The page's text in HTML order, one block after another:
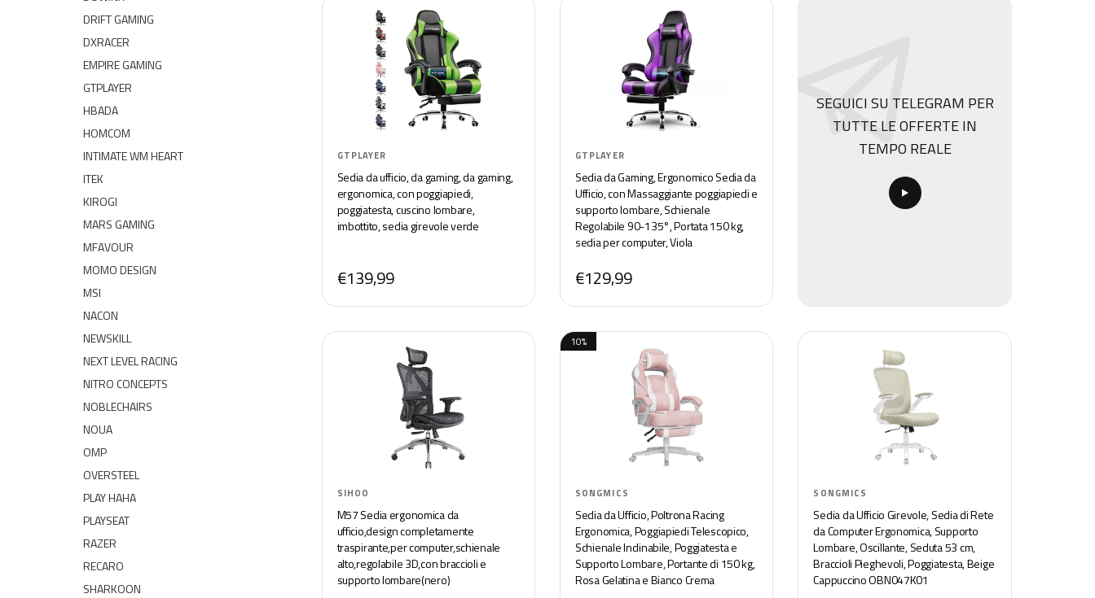
DRIFT GAMING
DXRACER
EMPIRE GAMING
GTPLAYER
HBADA
HOMCOM
INTIMATE WM HEART
ITEK
KIROGI
MARS GAMING
MFAVOUR
MOMO DESIGN
MSI
NACON
NEWSKILL
NEXT LEVEL RACING
NITRO CONCEPTS
NOBLECHAIRS
NOUA
OMP
OVERSTEEL
PLAY HAHA
PLAYSEAT
RAZER
RECARO
SHARKOON
GTPLAYER
Sedia da ufficio, da gaming, da gaming,
ergonomica, con poggiapiedi,
poggiatesta, cuscino lombare,
imbottito, sedia girevole verde
€139,99
GTPLAYER
Sedia da Gaming, Ergonomico Sedia da
Ufficio, con Massaggiante poggiapiedi e
supporto lombare, Schienale
Regolabile 90-135°, Portata 150 kg,
sedia per computer, Viola
€129,99
SEGUICI SU TELEGRAM PER
TUTTE LE OFFERTE IN
TEMPO REALE
SIHOO
M57 Sedia ergonomica da
ufficio,design completamente
traspirante,per computer,schienale
alto,regolabile 3D,con braccioli e
supporto lombare(nero)
SONGMICS
Sedia da Ufficio, Poltrona Racing
Ergonomica, Poggiapiedi Telescopico,
Schienale Inclinabile, Poggiatesta e
Supporto Lombare, Portante di 150 kg,
Rosa Gelatina e Bianco Crema
10%
SONGMICS
Sedia da Ufficio Girevole, Sedia di Rete
da Computer Ergonomica, Supporto
Lombare, Oscillante, Seduta 53 cm,
Braccioli Pieghevoli, Poggiatesta, Beige
Cappuccino OBN047K01